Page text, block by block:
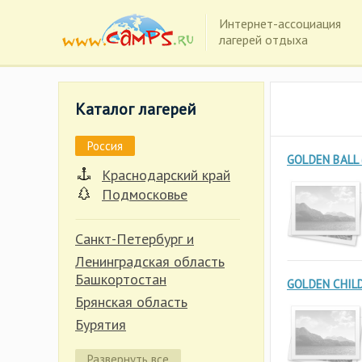
Интернет-ассоциация
лагерей отдыха
Каталог лагерей
Россия
Краснодарский край
Подмосковье
Санкт-Петербург и
Ленинградская область
Башкортостан
Брянская область
Бурятия
Владимирская область
GOLDEN
GOLDEN